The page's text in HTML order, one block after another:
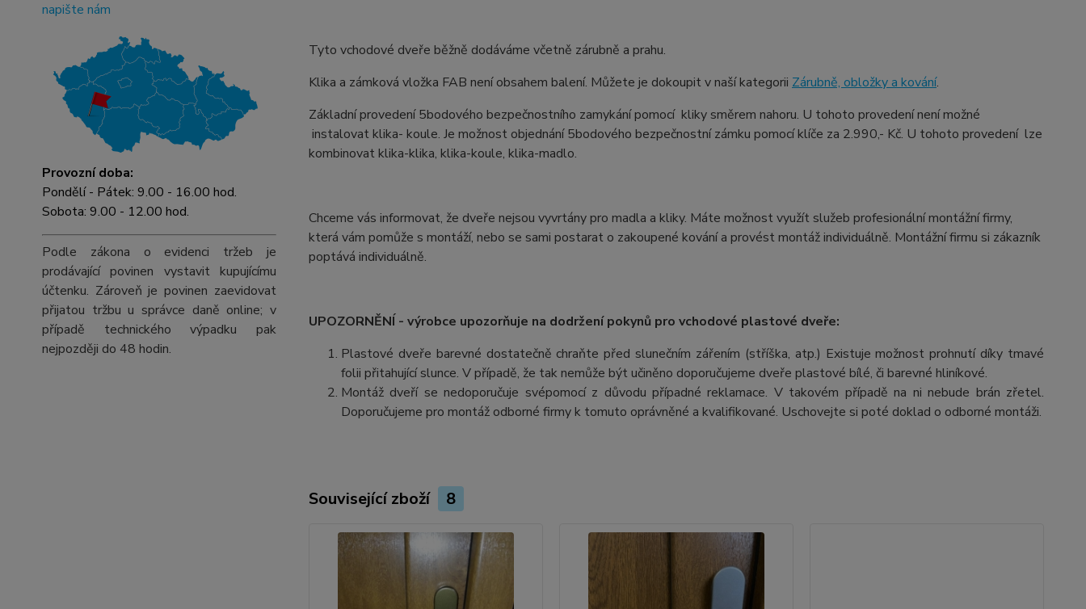
napište nám
Provozní doba:
Pondělí - Pátek: 9.00 - 16.00 hod.
Sobota: 9.00 - 12.00 hod.
Podle zákona o evidenci tržeb je
prodávající povinen vystavit kupujícímu
účtenku. Zároveň je povinen zaevidovat
přijatou tržbu u správce daně online; v
případě technického výpadku pak
nejpozději do 48 hodin.
Tyto vchodové dveře běžně dodáváme včetně zárubně a prahu.
Klika a zámková vložka FAB není obsahem balení. Můžete je dokoupit v naší kategorii Zárubně, obložky a kování.
Základní provedení 5bodového bezpečnostního zamykání pomocí kliky směrem nahoru. U tohoto provedení není možné
instalovat klika- koule. Je možnost objednání 5bodového bezpečnostní zámku pomocí klíče za 2.990,- Kč. U tohoto provedení lze
kombinovat klika-klika, klika-koule, klika-madlo.
Chceme vás informovat, že dveře nejsou vyvrtány pro madla a kliky. Máte možnost využít služeb profesionální montážní firmy,
která vám pomůže s montáží, nebo se sami postarat o zakoupené kování a provést montáž individuálně. Montážní firmu si zákazník
poptává individuálně.
UPOZORNĚNÍ - výrobce upozorňuje na dodržení pokynů pro vchodové plastové dveře:
Plastové dveře barevné dostatečně chraňte před slunečním zářením (stříška, atp.) Existuje možnost prohnutí díky tmavé
folii přitahující slunce. V případě, že tak nemůže být učiněno doporučujeme dveře plastové bílé, či barevné hliníkové.
Montáž dveří se nedoporučuje svépomocí z důvodu případné reklamace. V takovém případě na ni nebude brán zřetel.
Doporučujeme pro montáž odborné firmy k tomuto oprávněné a kvalifikované. Uschovejte si poté doklad o odborné montáži.
Související zboží 8